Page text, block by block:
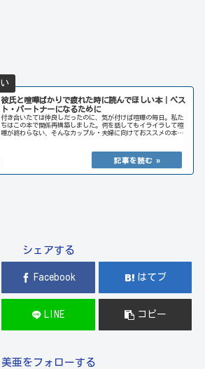
彼氏と喧嘩ばかりで疲れた時に読んでほしい本｜ベス
ト・パートナーになるために
付き合いたては仲良しだったのに、気が付けば喧嘩の毎日。私た
ちはこの本で関係再構築しました。何を話してもイライラして喧
嘩が終わらない、そんなカップル・夫婦に向けておススメの本を
シェアする
Facebook はてブ
LINE コピー
美亜をフォローする